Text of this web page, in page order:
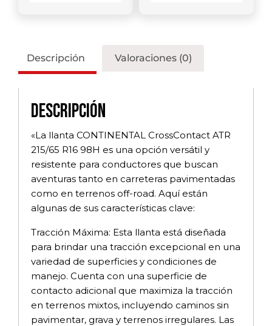
Descripción Valoraciones (0)
Descripción
«La llanta CONTINENTAL CrossContact ATR
215/65 R16 98H es una opción versátil y
resistente para conductores que buscan
aventuras tanto en carreteras pavimentadas
como en terrenos off-road. Aquí están
algunas de sus características clave:
Tracción Máxima: Esta llanta está diseñada
para brindar una tracción excepcional en una
variedad de superficies y condiciones de
manejo. Cuenta con una superficie de
contacto adicional que maximiza la tracción
en terrenos mixtos, incluyendo caminos sin
pavimentar, grava y terrenos irregulares. Las